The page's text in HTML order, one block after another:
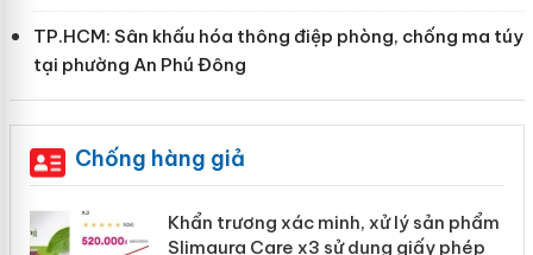
TP.HCM: Sân khấu hóa thông điệp phòng, chống ma túy
tại phường An Phú Đông
Chống hàng giả
Khẩn trương xác minh, xử lý sản phẩm
Slimaura Care x3 sử dụng giấy phép